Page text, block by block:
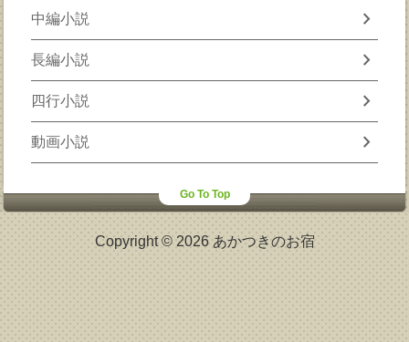
中編小説 chevron_right
長編小説 chevron_right
四行小説 chevron_right
動画小説 chevron_right
Go To Top
Copyright © 2026 あかつきのお宿